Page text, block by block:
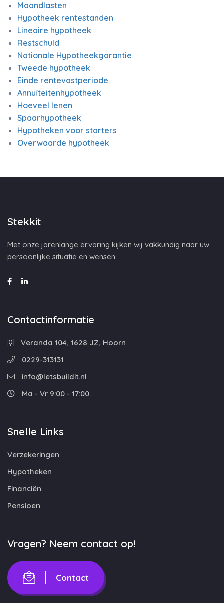
Maandlasten
Hypotheek rentestanden
Lineaire hypotheek
Restschuld
Nationale Hypotheekgarantie
Tweede hypotheek
Einde rentevastperiode
Annuïteitenhypotheek
Hoeveel lenen
Spaarhypotheek
Hypotheken voor starters
Overwaarde hypotheek
Stekkit
Met onze jarenlange ervaring kijken wij vakkundig naar uw
persoonlijke situatie en wensen.
Contactinformatie
Veranda 104, 1628 JZ, Hoorn
0229-313131
info@letsbuildit.nl
Ma - Vr 9:00 - 17:00
Snelle Links
Verzekeringen
Hypotheken
Financiën
Pensioen
Vragen? Neem contact op!
Contact